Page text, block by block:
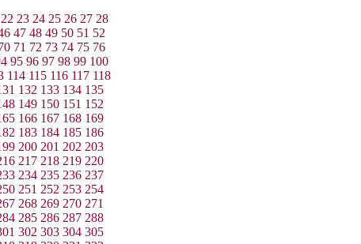
22 23 24 25 26 27 28
47 48 49 50 51 52
71 72 73 74 75 76
95 96 97 98 99 100
114 115 116 117 118
132 133 134 135
149 150 151 152
166 167 168 169
183 184 185 186
200 201 202 203
217 218 219 220
234 235 236 237
251 252 253 254
268 269 270 271
285 286 287 288
302 303 304 305